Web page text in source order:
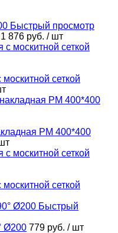
Быстрый просмотр
1 876 руб. / шт
сеткой
РМ 400*400
сеткой
Быстрый
Ø200 779 руб. / шт